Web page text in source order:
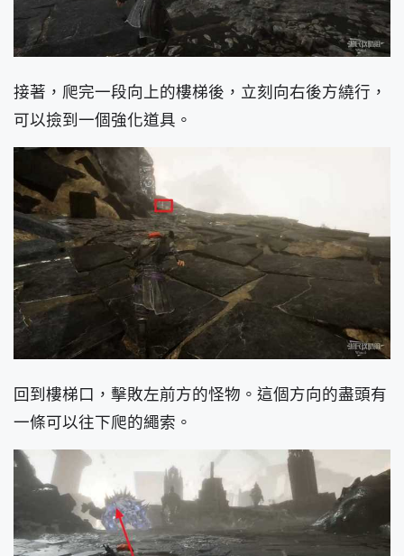
接著，爬完一段向上的樓梯後，立刻向右後方繞行，
可以撿到一個強化道具。
回到樓梯口，擊敗左前方的怪物。這個方向的盡頭有
一條可以往下爬的繩索。